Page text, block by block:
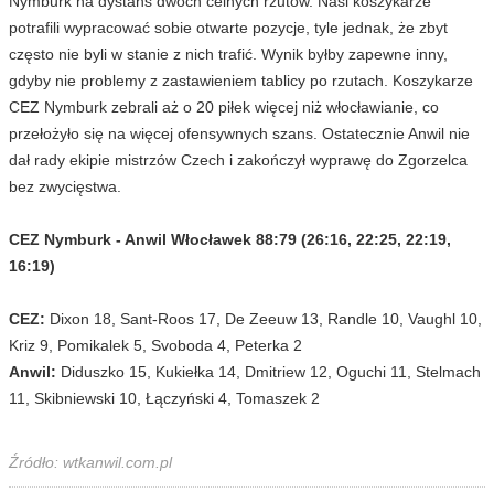
potrafili wypracować sobie otwarte pozycje, tyle jednak, że zbyt
często nie byli w stanie z nich trafić. Wynik byłby zapewne inny,
gdyby nie problemy z zastawieniem tablicy po rzutach. Koszykarze
CEZ Nymburk zebrali aż o 20 piłek więcej niż włocławianie, co
przełożyło się na więcej ofensywnych szans. Ostatecznie Anwil nie
dał rady ekipie mistrzów Czech i zakończył wyprawę do Zgorzelca
bez zwycięstwa.
CEZ Nymburk - Anwil Włocławek 88:79 (26:16, 22:25, 22:19,
16:19)
CEZ: Dixon 18, Sant-Roos 17, De Zeeuw 13, Randle 10, Vaughl 10,
Kriz 9, Pomikalek 5, Svoboda 4, Peterka 2
Anwil: Diduszko 15, Kukiełka 14, Dmitriew 12, Oguchi 11, Stelmach
11, Skibniewski 10, Łączyński 4, Tomaszek 2
Źródło: wtkanwil.com.pl